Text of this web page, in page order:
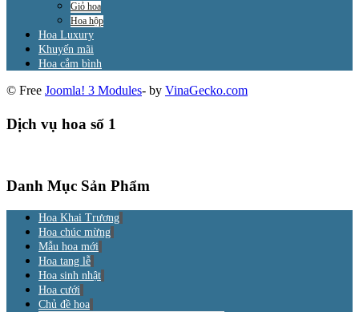
Giỏ hoa
Hoa hộp
Hoa Luxury
Khuyến mãi
Hoa cắm bình
© Free Joomla! 3 Modules- by VinaGecko.com
Dịch vụ hoa số 1
Danh Mục Sản Phẩm
Hoa Khai Trương
Hoa chúc mừng
Mẫu hoa mới
Hoa tang lễ
Hoa sinh nhật
Hoa cưới
Chủ đề hoa